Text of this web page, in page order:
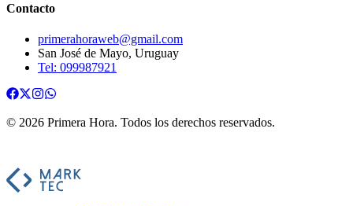
Contacto
primerahoraweb@gmail.com
San José de Mayo, Uruguay
Tel: 099987921
© 2026 Primera Hora. Todos los derechos reservados.